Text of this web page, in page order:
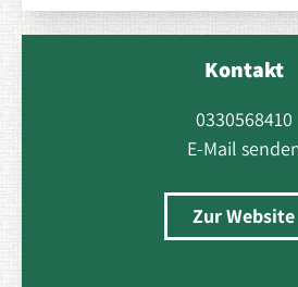
Kontakt
0330568410
E-Mail
Zur Website